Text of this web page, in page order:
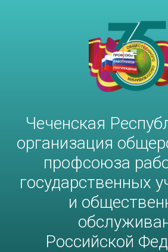
Чеченская
организация
профсоюза
госучреждений и
Чеченская
организация
профсоюза
государственных
и
Российской